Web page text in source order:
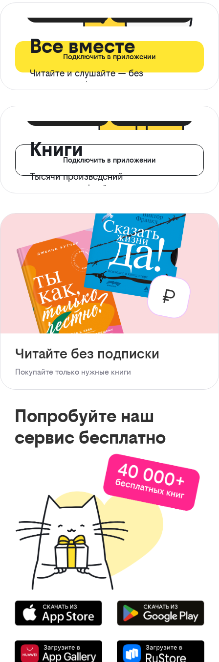
Все вместе
Читайте и слушайте — без
ограничений*
Подключить в приложении
Книги
Тысячи произведений
с доступом офлайн
Подключить в приложении
Читайте без подписки
Покупайте только нужные книги
Попробуйте наш
сервис бесплатно